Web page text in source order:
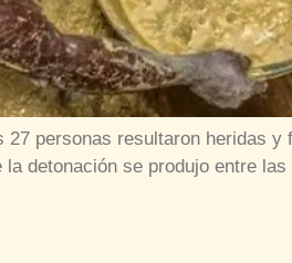
personas resultaron heridas
detonación se produjo entre